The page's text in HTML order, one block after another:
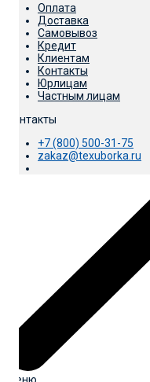
Оплата
Доставка
Самовывоз
Кредит
Клиентам
Контакты
Юрлицам
Частным лицам
Контакты
+7 (800) 500-31-75
zakaz@texuborka.ru